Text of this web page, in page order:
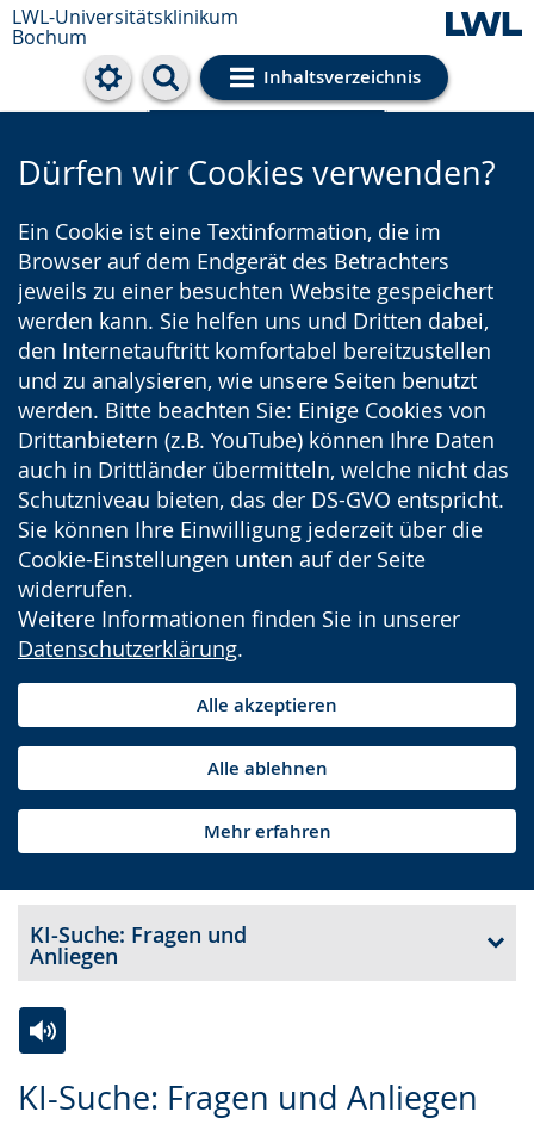
LWL-Universitätsklinikum
Bochum
Inhaltsverzeichnis
Cookie-Einstellungen
Dürfen wir Cookies verwenden?
Ein Cookie ist eine Textinformation, die im
Browser auf dem Endgerät des Betrachters
jeweils zu einer besuchten Website gespeichert
werden kann. Sie helfen uns und Dritten dabei,
den Internetauftritt komfortabel bereitzustellen
und zu analysieren, wie unsere Seiten benutzt
werden. Bitte beachten Sie: Einige Cookies von
Drittanbietern (z.B. YouTube) können Ihre Daten
auch in Drittländer übermitteln, welche nicht das
Schutzniveau bieten, das der DS-GVO entspricht.
Sie können Ihre Einwilligung jederzeit über die
Cookie-Einstellungen unten auf der Seite
widerrufen.
Weitere Informationen finden Sie in unserer
Datenschutzerklärung.
Alle akzeptieren
Alle ablehnen
Mehr erfahren
KI-Suche: Fragen und
Anliegen
KI-Suche: Fragen und Anliegen
Leichten
Audio-
Video